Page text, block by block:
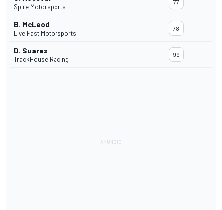
Spire Motorsports
77
B. McLeod
Live Fast Motorsports
78
D. Suarez
TrackHouse Racing
99